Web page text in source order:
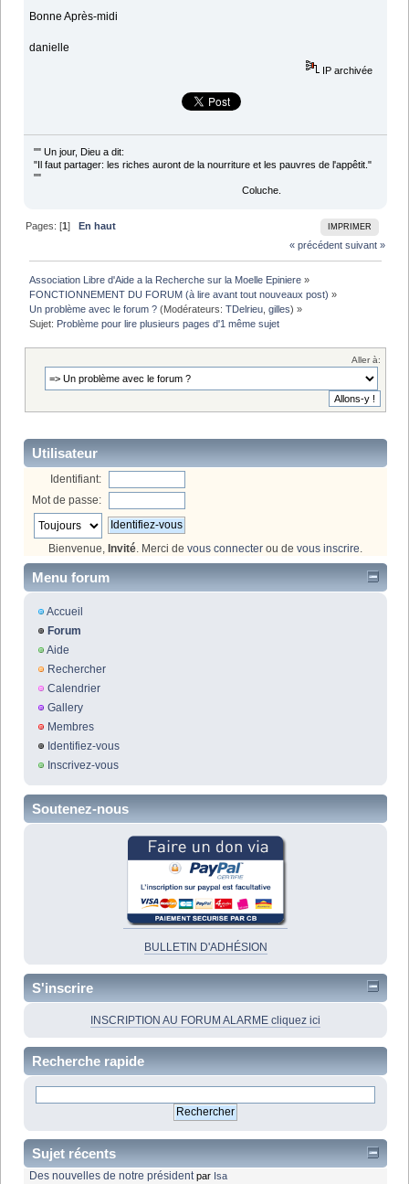
Bonne Après-midi
danielle
IP archivée
"" Un jour, Dieu a dit:
"Il faut partager: les riches auront de la nourriture et les pauvres de l'appêtit."
""
Coluche.
IMPRIMER
Pages: [1]En haut
« précédent suivant »
Association Libre d'Aide a la Recherche sur la Moelle Epiniere »
FONCTIONNEMENT DU FORUM (à lire avant tout nouveaux post) »
Un problème avec le forum ? (Modérateurs:TDelrieu ,gilles) »
Sujet: Problème pour lire plusieurs pages d'1 même sujet
Aller à:
Utilisateur
Identifiant:
Mot de passe:
Bienvenue, Invité . Merci de vous connecter ou de vous inscrire
Menu forum
Accueil
Forum
Aide
Rechercher
Calendrier
Gallery
Membres
Identifiez-vous
Inscrivez-vous
Soutenez-nous
BULLETIN D'ADHÉSION
S'inscrire
INSCRIPTION AU FORUM ALARME cliquez ici
Recherche rapide
Sujet récents
Des nouvelles de notre président par Isa